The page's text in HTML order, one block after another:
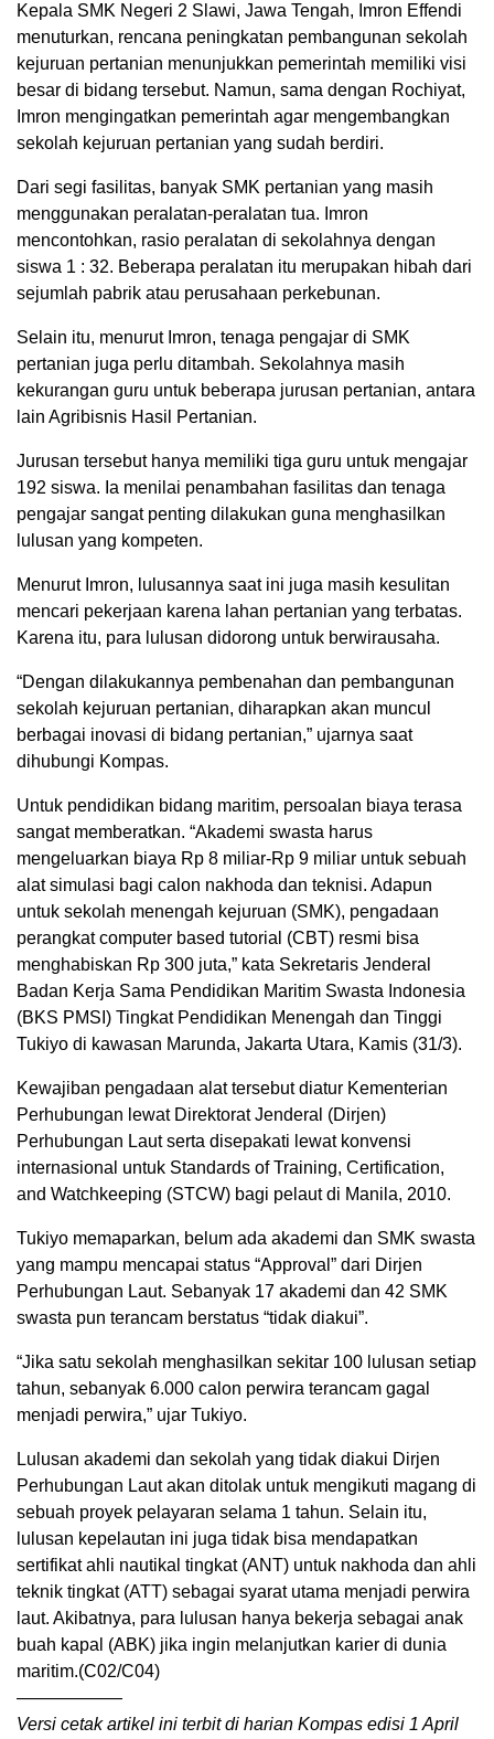
Kepala SMK Negeri 2 Slawi, Jawa Tengah, Imron Effendi
menuturkan, rencana peningkatan pembangunan sekolah
kejuruan pertanian menunjukkan pemerintah memiliki visi
besar di bidang tersebut. Namun, sama dengan Rochiyat,
Imron mengingatkan pemerintah agar mengembangkan
sekolah kejuruan pertanian yang sudah berdiri.
Dari segi fasilitas, banyak SMK pertanian yang masih
menggunakan peralatan-peralatan tua. Imron
mencontohkan, rasio peralatan di sekolahnya dengan
siswa 1 : 32. Beberapa peralatan itu merupakan hibah dari
sejumlah pabrik atau perusahaan perkebunan.
Selain itu, menurut Imron, tenaga pengajar di SMK
pertanian juga perlu ditambah. Sekolahnya masih
kekurangan guru untuk beberapa jurusan pertanian, antara
lain Agribisnis Hasil Pertanian.
Jurusan tersebut hanya memiliki tiga guru untuk mengajar
192 siswa. Ia menilai penambahan fasilitas dan tenaga
pengajar sangat penting dilakukan guna menghasilkan
lulusan yang kompeten.
Menurut Imron, lulusannya saat ini juga masih kesulitan
mencari pekerjaan karena lahan pertanian yang terbatas.
Karena itu, para lulusan didorong untuk berwirausaha.
“Dengan dilakukannya pembenahan dan pembangunan
sekolah kejuruan pertanian, diharapkan akan muncul
berbagai inovasi di bidang pertanian,” ujarnya saat
dihubungi Kompas.
Untuk pendidikan bidang maritim, persoalan biaya terasa
sangat memberatkan. “Akademi swasta harus
mengeluarkan biaya Rp 8 miliar-Rp 9 miliar untuk sebuah
alat simulasi bagi calon nakhoda dan teknisi. Adapun
untuk sekolah menengah kejuruan (SMK), pengadaan
perangkat computer based tutorial (CBT) resmi bisa
menghabiskan Rp 300 juta,” kata Sekretaris Jenderal
Badan Kerja Sama Pendidikan Maritim Swasta Indonesia
(BKS PMSI) Tingkat Pendidikan Menengah dan Tinggi
Tukiyo di kawasan Marunda, Jakarta Utara, Kamis (31/3).
Kewajiban pengadaan alat tersebut diatur Kementerian
Perhubungan lewat Direktorat Jenderal (Dirjen)
Perhubungan Laut serta disepakati lewat konvensi
internasional untuk Standards of Training, Certification,
and Watchkeeping (STCW) bagi pelaut di Manila, 2010.
Tukiyo memaparkan, belum ada akademi dan SMK swasta
yang mampu mencapai status “Approval” dari Dirjen
Perhubungan Laut. Sebanyak 17 akademi dan 42 SMK
swasta pun terancam berstatus “tidak diakui”.
“Jika satu sekolah menghasilkan sekitar 100 lulusan setiap
tahun, sebanyak 6.000 calon perwira terancam gagal
menjadi perwira,” ujar Tukiyo.
Lulusan akademi dan sekolah yang tidak diakui Dirjen
Perhubungan Laut akan ditolak untuk mengikuti magang di
sebuah proyek pelayaran selama 1 tahun. Selain itu,
lulusan kepelautan ini juga tidak bisa mendapatkan
sertifikat ahli nautikal tingkat (ANT) untuk nakhoda dan ahli
teknik tingkat (ATT) sebagai syarat utama menjadi perwira
laut. Akibatnya, para lulusan hanya bekerja sebagai anak
buah kapal (ABK) jika ingin melanjutkan karier di dunia
maritim.(C02/C04)
——————
Versi cetak artikel ini terbit di harian Kompas edisi 1 April